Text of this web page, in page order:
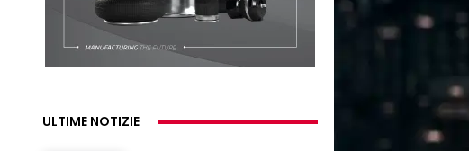
ULTIME NOTIZIE